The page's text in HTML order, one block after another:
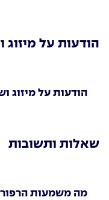
הודעות על מיזוג
הודעות על מיזוג
שאלות ותשובות
מה משמעות